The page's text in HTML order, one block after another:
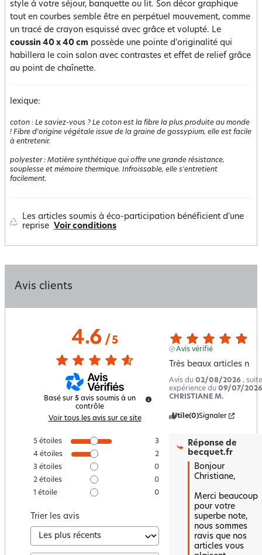
style à votre séjour, banquette ou lit. Son décor graphique
tout en courbes semble être en perpétuel mouvement, comme
un tracé de crayon esquissé avec grâce et volupté. Le
coussin 40 x 40 cm possède une pointe d'originalité qui
habillera le coin salon avec contrastes et effet de relief grâce
au point de chaînette.
lexique:
coton : Le saviez-vous ? Le coton est la fibre la plus produite au monde
! Fibre d'origine végétale issue de la graine de gossypium, elle est facile
à entretenir.
polyester: Matière synthétique qui offre une grande résistance,
souplesse et mémoire thermique. Infroissable, elle s'entretient
facilement.
Les articles soumis à éco-participation bénéficient d'une
reprise Voir conditions
Avis clients
4.6/ 5
Basé sur 5 avis soumis à un
contrôle
Voir tous les avis sur ce site
5 étoiles
3
4 étoiles
2
3 étoiles
0
2 étoiles
0
1 étoile 0
Trier les avis
Avis vérifié
Très beaux articles n
Avis du 02/08/2026 ,
expérience du 09/07/2026
CHRISTIANE M.
Utile(0)Signaler
Réponse de
becquet.fr
Bonjour
Christiane,
Merci beaucoup
pour votre
superbe note,
nous sommes
ravis que nos
articles vous